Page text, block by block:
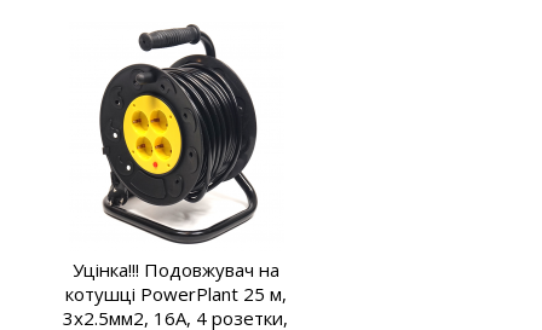
Уцінка!!! Подовжувач на
котушці PowerPlant 25 м,
3x2.5мм2, 16А, 4 розетки,